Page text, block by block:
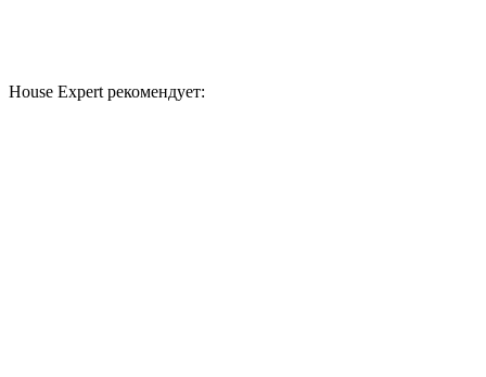
House Expert рекомендует: